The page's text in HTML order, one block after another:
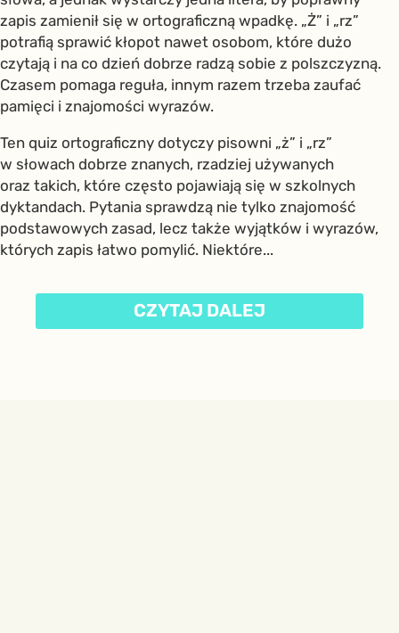
zapis zamienił się w ortograficzną wpadkę. „Ż” i „rz”
potrafią sprawić kłopot nawet osobom, które dużo
czytają i na co dzień dobrze radzą sobie z polszczyzną.
Czasem pomaga reguła, innym razem trzeba zaufać
pamięci i znajomości wyrazów.
Ten quiz ortograficzny dotyczy pisowni „ż” i „rz”
w słowach dobrze znanych, rzadziej używanych
oraz takich, które często pojawiają się w szkolnych
dyktandach. Pytania sprawdzą nie tylko znajomość
podstawowych zasad, lecz także wyjątków i wyrazów,
których zapis łatwo pomylić. Niektóre...
CZYTAJ DALEJ